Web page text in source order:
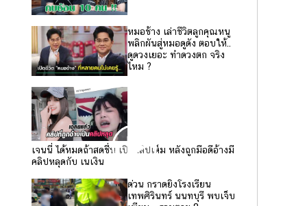
หมอช้าง เล่าชีวิตลูกคุณหนู
พลิกผันสู่หมอดูดัง ตอบให้..
ดูดวงเยอะ ทำดวงตก จริง
ไหม ?
เจนนี่ ได้หมดถ้าสดชื่น เปิดคลิปเต็ม หลังถูกมือดีอ้างมี
คลิปหลุดกับ เนเงิน
ด่วน กราดยิงโรงเรียน
เทพศิรินทร์ นนทบุรี พบเจ็บ